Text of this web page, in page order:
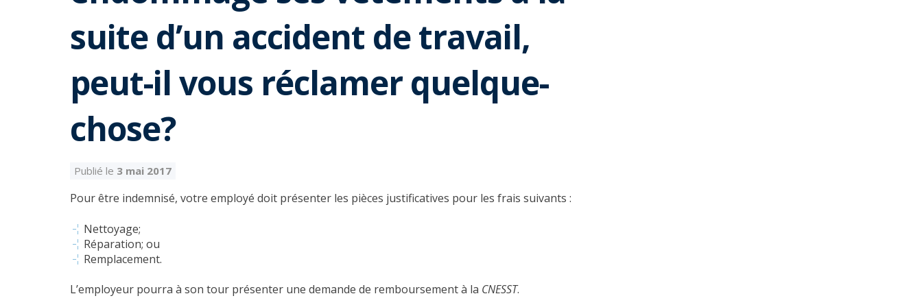
suite d’un accident de travail,
peut-il vous réclamer quelque-
chose?
Publié le 3 mai 2017
Pour être indemnisé, votre employé doit présenter les pièces justificatives pour les frais suivants :
Nettoyage;
Réparation; ou
Remplacement.
L’employeur pourra à son tour présenter une demande de remboursement à la CNESST.